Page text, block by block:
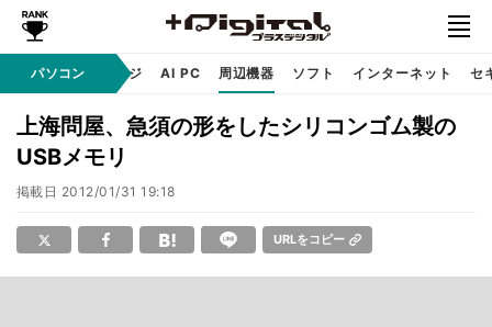
パソコン
自作 / テクノロジ AI PC 周辺機器 ソフト インターネット セ
上海問屋、急須の形をしたシリコンゴム製の
USBメモリ
掲載日 2012/01/31 19:18
URLをコピー